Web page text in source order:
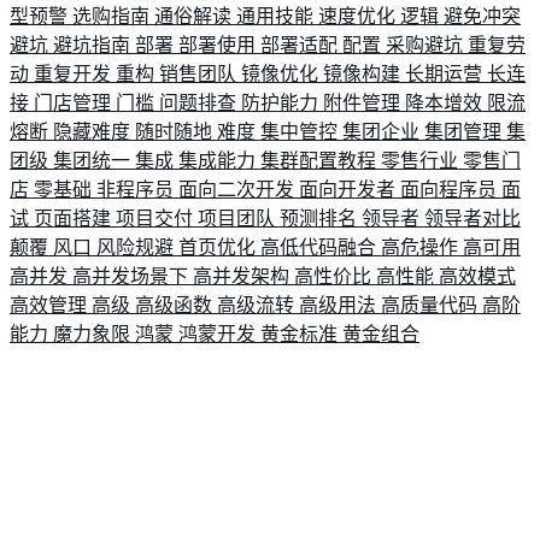
型预警 选购指南 通俗解读 通用技能 速度优化 逻辑 避免冲突
避坑 避坑指南 部署 部署使用 部署适配 配置 采购避坑 重复劳
动 重复开发 重构 销售团队 镜像优化 镜像构建 长期运营 长连
接 门店管理 门槛 问题排查 防护能力 附件管理 降本增效 限流
熔断 隐藏难度 随时随地 难度 集中管控 集团企业 集团管理 集
团级 集团统一 集成 集成能力 集群配置教程 零售行业 零售门
店 零基础 非程序员 面向二次开发 面向开发者 面向程序员 面
试 页面搭建 项目交付 项目团队 预测排名 领导者 领导者对比
颠覆 风口 风险规避 首页优化 高低代码融合 高危操作 高可用
高并发 高并发场景下 高并发架构 高性价比 高性能 高效模式
高效管理 高级 高级函数 高级流转 高级用法 高质量代码 高阶
能力 魔力象限 鸿蒙 鸿蒙开发 黄金标准 黄金组合